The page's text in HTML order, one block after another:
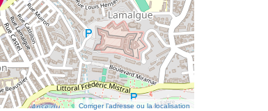
Corriger l’adresse ou la localisation